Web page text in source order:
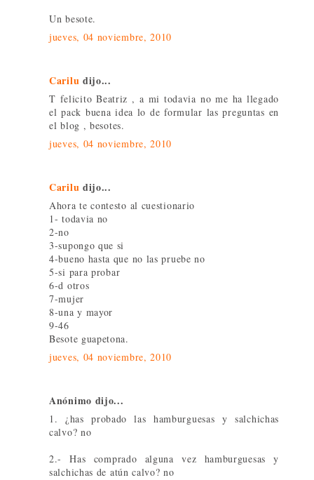
Un besote.
jueves, 04 noviembre, 2010
Carilu dijo...
T felicito Beatriz , a mi todavia no me ha llegado
el pack buena idea lo de formular las preguntas en
el blog , besotes.
jueves, 04 noviembre, 2010
Carilu dijo...
Ahora te contesto al cuestionario
1- todavia no
2-no
3-supongo que si
4-bueno hasta que no las pruebe no
5-si para probar
6-d otros
7-mujer
8-una y mayor
9-46
Besote guapetona.
jueves, 04 noviembre, 2010
Anónimo dijo...
1. ¿has probado las hamburguesas y salchichas
calvo? no
2.- Has comprado alguna vez hamburguesas y
salchichas de atún calvo? no